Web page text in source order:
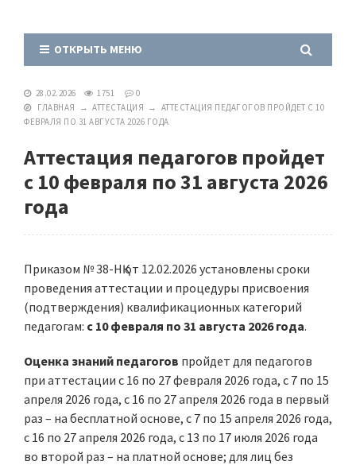
ОТКРЫТЬ МЕНЮ
28.02.2026 1751
0
ГЛАВНАЯ
→ АТТЕСТАЦИЯ → АТТЕСТАЦИЯ ПЕДАГОГОВ ПРОЙДЕТ С 10
ФЕВРАЛЯ ПО 31 АВГУСТА 2026 ГОДА
Аттестация педагогов пройдет
с 10 февраля по 31 августа 2026
года
Приказом № 38-НҚ от 12.02.2026 установлены сроки
проведения аттестации и процедуры присвоения
(подтверждения) квалификационных категорий
педагогам: с 10 февраля по 31 августа 2026 года.
Оценка знаний педагогов пройдет для педагогов
при аттестации с 16 по 27 февраля 2026 года, с 7 по 15
апреля 2026 года, с 16 по 27 апреля 2026 года в первый
раз – на бесплатной основе, с 7 по 15 апреля 2026 года,
с 16 по 27 апреля 2026 года, с 13 по 17 июля 2026 года
во второй раз – на платной основе; для лиц без